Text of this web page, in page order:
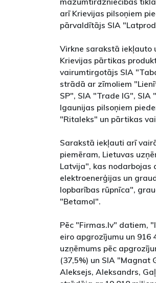
arī Krievijas pilsoņiem
pārvaldītājs SIA
Virkne sarakstā iekļauto
Krievijas pārtikas
vairumtirgotājs SIA
strādā ar zīmoliem
SP", SIA "Trade IG",
Igaunijas pilsoņiem
"Ritaleks" un pārtikas
Sarakstā iekļauti arī
piemēram, Lietuvas
Latvija", kas nodarbojas
elektroenerģijas un
lopbarības rūpnīca",
"Betamol".
Pēc "Firmas.lv" datiem,
eiro apgrozījumu un 916
uzņēmums pēc
(37,5%) un SIA "Magnat
Aleksejs, Aleksandrs,